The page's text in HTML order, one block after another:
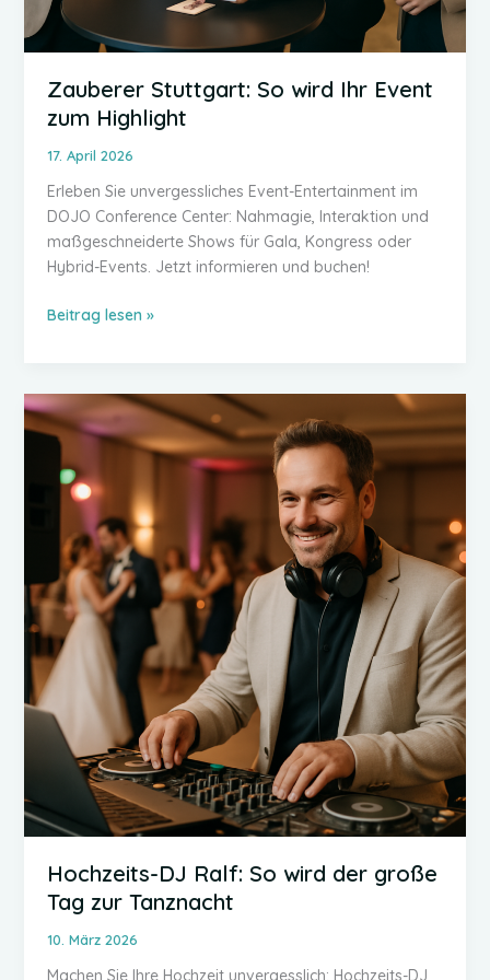
Zauberer Stuttgart: So wird Ihr Event
zum Highlight
17. April 2026
Erleben Sie unvergessliches Event-Entertainment im
DOJO Conference Center: Nahmagie, Interaktion und
maßgeschneiderte Shows für Gala, Kongress oder
Hybrid-Events. Jetzt informieren und buchen!
Zauberer
wird
Ihr
Event
zum
Highlight
Beitrag lesen »
Hochzeits-DJ Ralf: So wird der große
Tag zur Tanznacht
10. März 2026
Machen Sie Ihre Hochzeit unvergesslich: Hochzeits-DJ